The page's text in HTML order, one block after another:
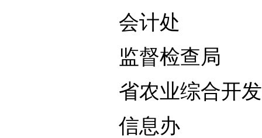
会计处
监督检查局
省农业综合开
信息办